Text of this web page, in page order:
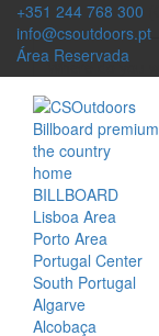
+351 244 768 300
info@csoutdoors.pt
Área Reservada
Billboard
the country
home
BILLBOARD
Lisboa Area
Porto Area
Portugal Center
South Portugal
Algarve
Alcobaça